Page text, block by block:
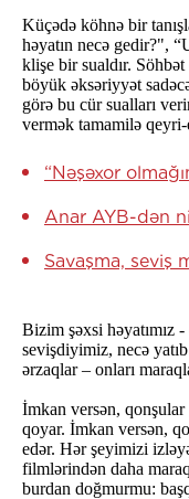
Küçədə köhnə bir
həyatın necə gedir?",
klişe bir sualdır.
böyük əksəriyyət
görə bu cür sualları
vermək tamamilə
“Nəşəxor
Anar AYB-dən
Savaşma, seviş
Bizim şəxsi həyatımız
sevişdiyimiz, necə
ərzaqlar – onları
İmkan versən,
qoyar. İmkan versən,
edər. Hər şeyimizi
filmlərindən daha
burdan doğmurmu: